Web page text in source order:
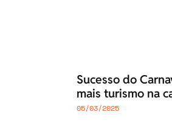
Sucesso do
mais turismo na
05/03/2025